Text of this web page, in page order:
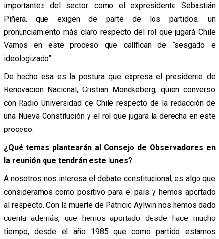
importantes del sector, como el expresidente Sebastián
Piñera, que exigen de parte de los partidos, un
pronunciamiento más claro respecto del rol que jugará Chile
Vamos en este proceso que califican de “sesgado e
ideologizado”.
De hecho esa es la postura que expresa el presidente de
Renovación Nacional, Cristián Monckeberg, quien conversó
con Radio Universidad de Chile respecto de la redacción de
una Nueva Constitución y el rol que jugará la derecha en este
proceso.
¿Qué temas plantearán al Consejo de Observadores en
la reunión que tendrán este lunes?
A nosotros nos interesa el debate constitucional, es algo que
consideramos como positivo para el país y hemos aportado
al respecto. Con la muerte de Patricio Aylwin nos hemos dado
cuenta además, que hemos aportado desde hace mucho
tiempo, desde el año 1985 que como partido estamos